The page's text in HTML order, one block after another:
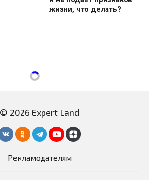
жизни, что делать?
© 2026 Expert Land
Рекламодателям